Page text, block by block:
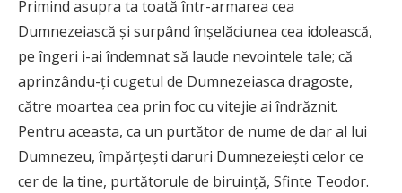
Primind asupra ta toată într-armarea cea
Dumnezeiască şi surpând înşelăciunea cea idolească,
pe îngeri i-ai îndemnat să laude nevointele tale; că
aprinzându-ţi cugetul de Dumnezeiasca dragoste,
către moartea cea prin foc cu vitejie ai îndrăznit.
Pentru aceasta, ca un purtător de nume de dar al lui
Dumnezeu, împărţeşti daruri Dumnezeieşti celor ce
cer de la tine, purtătorule de biruinţă, Sfinte Teodor.